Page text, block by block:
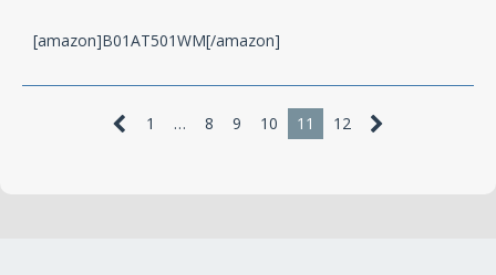
[amazon]B01AT501WM[/amazon]
1 … 8 9 10 11 12